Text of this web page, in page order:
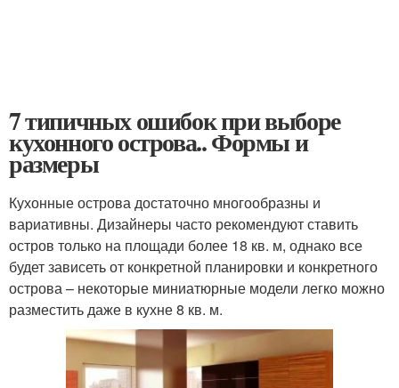
7 типичных ошибок при выборе
кухонного острова.. Формы и
размеры
Кухонные острова достаточно многообразны и
вариативны. Дизайнеры часто рекомендуют ставить
остров только на площади более 18 кв. м, однако все
будет зависеть от конкретной планировки и конкретного
острова – некоторые миниатюрные модели легко можно
разместить даже в кухне 8 кв. м.